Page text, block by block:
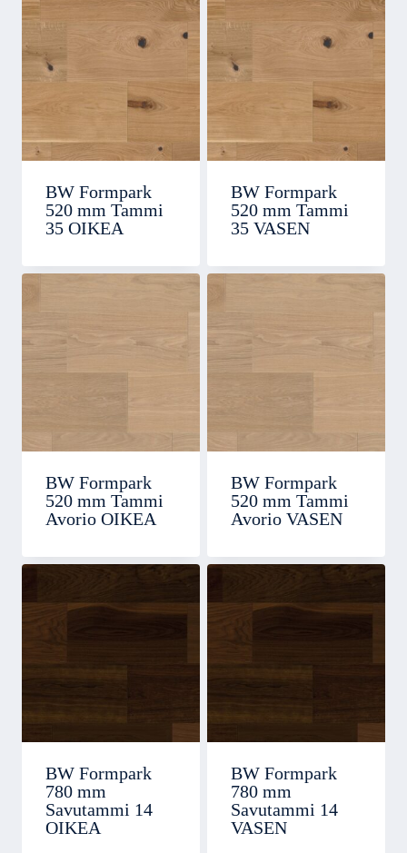
BW Formpark
520 mm Tammi
35 OIKEA
BW Formpark
520 mm Tammi
35 VASEN
BW Formpark
520 mm Tammi
Avorio OIKEA
BW Formpark
520 mm Tammi
Avorio VASEN
BW Formpark
780 mm
Savutammi 14
OIKEA
BW Formpark
780 mm
Savutammi 14
VASEN